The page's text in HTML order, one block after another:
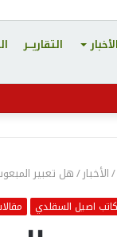
الأخبار التقاريـــر
/الأخبار/هل تعبير
اصيل السقلدي